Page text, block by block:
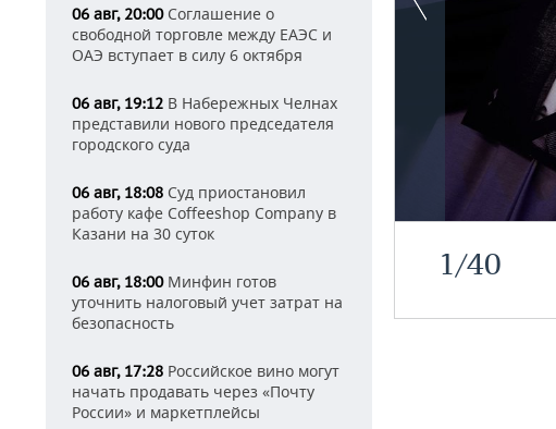
06 авг, 20:00Соглашение о
свободной торговле между ЕАЭС и
ОАЭ вступает в силу 6 октября
06 авг, 19:12 В Набережных Челнах
представили нового председателя
городского суда
06 авг, 18:08 Суд приостановил
работу кафе Coffeeshop Company в
Казани на 30 суток
06 авг, 18:00Минфин готов
уточнить налоговый учет затрат на
безопасность
06 авг, 17:28 Российское вино могут
начать продавать через «Почту
России» и маркетплейсы
1/40